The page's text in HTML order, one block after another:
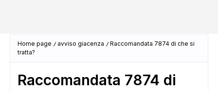
Home page avviso giacenza
Raccomandata 7874 di che si
tratta?
Raccomandata 7874 di